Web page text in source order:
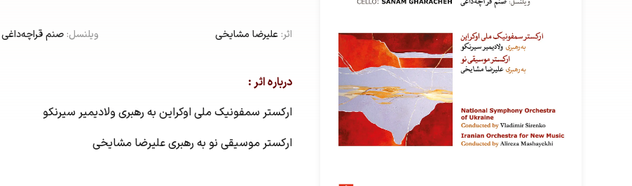
اثر:علیرضا مشایخی ویلنسل: صنم قراچه‌داغی
درباره اثر :
ارکستر سمفونیک ملی اوکراین به رهبری ولادیمیر سیرنکو
ارکستر موسیقی نو به رهبری علیرضا مشایخی